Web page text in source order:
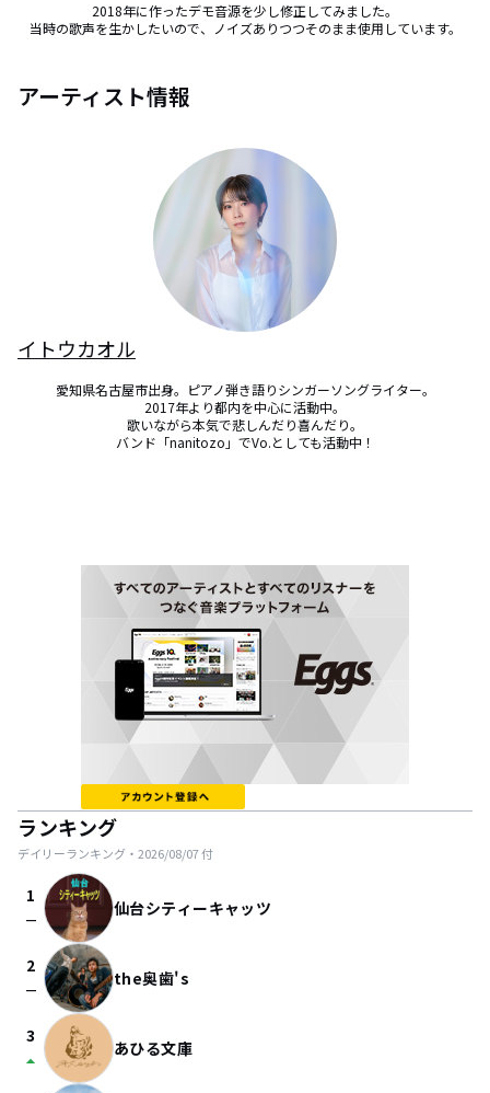
2018年に作ったデモ音源を少し修正してみました。
当時の歌声を生かしたいので、ノイズありつつそのまま使用しています。
アーティスト情報
イトウカオル
愛知県名古屋市出身。ピアノ弾き語りシンガーソングライター。
2017年より都内を中心に活動中。
歌いながら本気で悲しんだり喜んだり。
バンド「nanitozo」でVo.としても活動中！
ランキング
デイリーランキング・ 2026/08/07付
1
check_indeterminate_small 仙台シティーキャッツ
2
check_indeterminate_small the奥歯's
3
arrow_drop_up あひる文庫